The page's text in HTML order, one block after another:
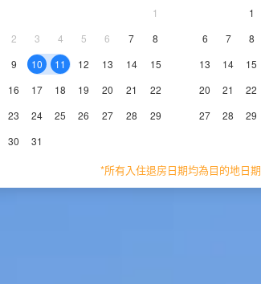
1
2
3 4 5 6 7
8
9
10 11 12 13 14
15
16
17 18 19 20 21
22
23
24 25 26 27 28
29
30
31
1
6
7 8
13
14 15
20
21 22
27
28 29
*所有入住退房日期均為目的地日期